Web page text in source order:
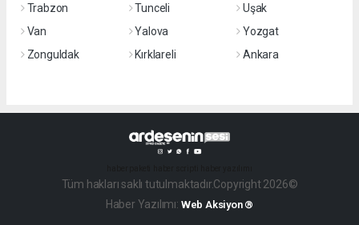
Trabzon
Tunceli
Uşak
Van
Yalova
Yozgat
Zonguldak
Kırklareli Ankara
Tüm hakları saklı tutulmaktadır.Copyright 2026©
Haber Yazılımı: Web Aksiyon ®